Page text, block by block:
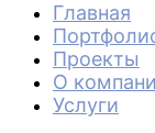
Главная
Проекты
О
Услуги